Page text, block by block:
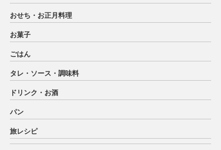
おせち・お正月料理
お菓子
ごはん
タレ・ソース・調味料
ドリンク・お酒
パン
旅レシピ